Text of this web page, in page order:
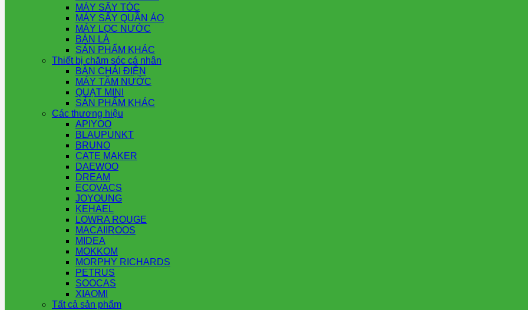
MÁY SẤY TÓC
MÁY SẤY QUẦN ÁO
MÁY LỌC NƯỚC
BÀN LÀ
SẢN PHẨM KHÁC
Thiết bị chăm sóc cá nhân
BÀN CHẢI ĐIỆN
MÁY TĂM NƯỚC
QUẠT MINI
SẢN PHẨM KHÁC
Các thương hiệu
APIYOO
BLAUPUNKT
BRUNO
CATE MAKER
DAEWOO
DREAM
ECOVACS
JOYOUNG
KEHAEL
LOWRA ROUGE
MACAIIROOS
MIDEA
MOKKOM
MORPHY RICHARDS
PETRUS
SOOCAS
XIAOMI
Tất cả sản phẩm